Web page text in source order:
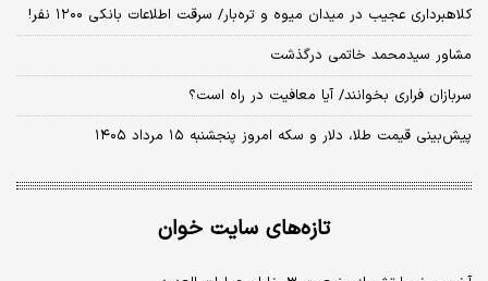
کلاهبرداری عجیب در میدان میوه و تره‌بار/ سرقت اطلاعات بانکی ۱۲۰۰ نفر!
مشاور سیدمحمد خاتمی درگذشت
سربازان فراری بخوانند/ آیا معافیت در راه است؟
پیش‌بینی قیمت طلا، دلار و سکه امروز پنجشنبه ۱۵ مرداد ۱۴۰۵
تازه‌های سایت خوان